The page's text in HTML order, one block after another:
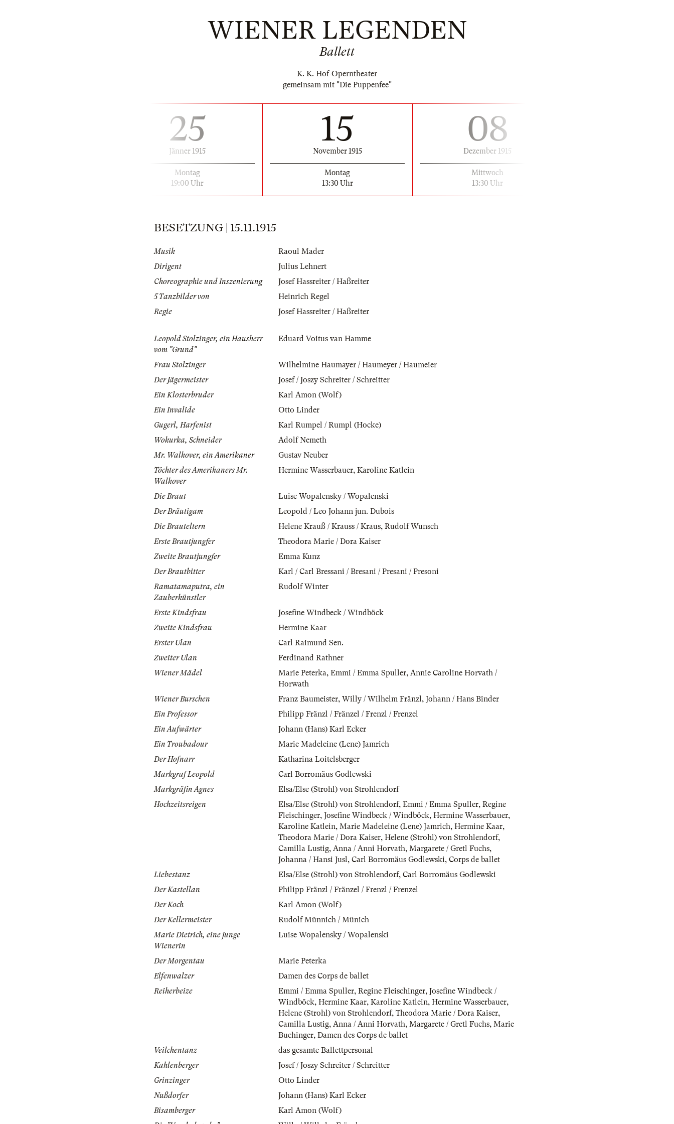
WIENER LEGENDEN
Ballett
K. K. Hof-Operntheater
gemeinsam mit "Die Puppenfee"
25
Jänner 1915
Montag
19:00 Uhr
15
November 1915
Montag
13:30 Uhr
08
Dezember 1915
Mittwoch
13:30 Uhr
BESETZUNG | 15.11.1915
Musik
Raoul Mader
Dirigent
Julius Lehnert
Choreographie und Inszenierung
Josef Hassreiter / Haßreiter
5 Tanzbilder von
Heinrich Regel
Regie
Josef Hassreiter / Haßreiter
Leopold Stolzinger, ein Hausherr
vom "Grund"
Eduard Voitus van Hamme
Frau Stolzinger
Wilhelmine Haumayer / Haumeyer / Haumeier
Der Jägermeister
Josef / Joszy Schreiter / Schreitter
Ein Klosterbruder
Karl Amon (Wolf)
Ein Invalide
Otto Linder
Gugerl, Harfenist
Karl Rumpel / Rumpl (Hocke)
Wokurka, Schneider
Adolf Nemeth
Mr. Walkover, ein Amerikaner
Gustav Neuber
Töchter des Amerikaners Mr.
Walkover
Hermine Wasserbauer, Karoline Katlein
Die Braut
Luise Wopalensky / Wopalenski
Der Bräutigam
Leopold / Leo Johann jun. Dubois
Die Brauteltern
Helene Krauß / Krauss / Kraus, Rudolf Wunsch
Erste Brautjungfer
Theodora Marie / Dora Kaiser
Zweite Brautjungfer
Emma Kunz
Der Brautbitter
Karl / Carl Bressani / Bresani / Presani / Presoni
Ramatamaputra, ein
Zauberkünstler
Rudolf Winter
Erste Kindsfrau
Josefine Windbeck / Windböck
Zweite Kindsfrau
Hermine Kaar
Erster Ulan
Carl Raimund Sen.
Zweiter Ulan
Ferdinand Rathner
Wiener Mädel
Marie Peterka, Emmi / Emma Spuller, Annie Caroline Horvath /
Horwath
Wiener Burschen
Franz Baumeister, Willy / Wilhelm Fränzl, Johann / Hans Binder
Ein Professor
Philipp Fränzl / Fränzel / Frenzl / Frenzel
Ein Aufwärter
Johann (Hans) Karl Ecker
Ein Troubadour
Marie Madeleine (Lene) Jamrich
Der Hofnarr
Katharina Loitelsberger
Markgraf Leopold
Carl Borromäus Godlewski
Markgräfin Agnes
Elsa/Else (Strohl) von Strohlendorf
Hochzeitsreigen
Elsa/Else (Strohl) von Strohlendorf, Emmi / Emma Spuller, Regine
Fleischinger, Josefine Windbeck / Windböck, Hermine Wasserbauer,
Karoline Katlein, Marie Madeleine (Lene) Jamrich, Hermine Kaar,
Theodora Marie / Dora Kaiser, Helene (Strohl) von Strohlendorf,
Camilla Lustig, Anna / Anni Horvath, Margarete / Gretl Fuchs,
Johanna / Hansi Jusl, Carl Borromäus Godlewski, Corps de ballet
Liebestanz
Elsa/Else (Strohl) von Strohlendorf, Carl Borromäus Godlewski
Der Kastellan
Philipp Fränzl / Fränzel / Frenzl / Frenzel
Der Koch
Karl Amon (Wolf)
Der Kellermeister
Rudolf Münnich / Münich
Marie Dietrich, eine junge
Wienerin
Luise Wopalensky / Wopalenski
Der Morgentau
Marie Peterka
Elfenwalzer
Damen des Corps de ballet
Reiherbeize
Emmi / Emma Spuller, Regine Fleischinger, Josefine Windbeck /
Windböck, Hermine Kaar, Karoline Katlein, Hermine Wasserbauer,
Helene (Strohl) von Strohlendorf, Theodora Marie / Dora Kaiser,
Camilla Lustig, Anna / Anni Horvath, Margarete / Gretl Fuchs, Marie
Buchinger, Damen des Corps de ballet
Veilchentanz
das gesamte Ballettpersonal
Kahlenberger
Josef / Joszy Schreiter / Schreitter
Grinzinger
Otto Linder
Nußdorfer
Johann (Hans) Karl Ecker
Bisamberger
Karl Amon (Wolf)